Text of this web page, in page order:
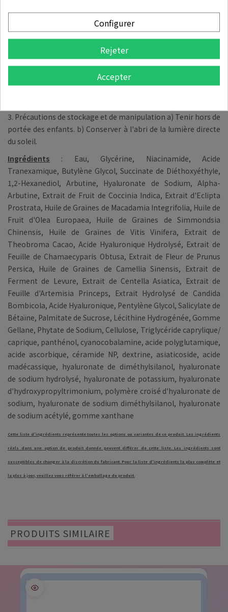
Précaution d’usage:
1. Si vous ressentez des symptômes ou des effets secondaires
inattendus, tels que des éruptions cutanées rouges, un
gonflement ou des démangeaisons, dus à la lumière directe du
soleil lors de l'utilisation ou après l'utilisation de produits
cosmétiques, consultez un médecin.
3. Précautions de stockage et de manipulation a) Tenir hors de
portée des enfants. b) Conserver à l'abri de la lumière directe
du soleil.
Ingrédients :
Eau, Glycérine, Niacinamide, Acide
Tranexamique, Butylène Glycol, Succinate de Diéthoxyéthyle,
1,2-Hexanediol, Arbutine, Hyaluronate de Sodium, Alpha-
Arbutine, Extrait de Fruit de Coccinia Indica, Extrait d'Eclipta
Prostrata, Huile de Graines de Macadamia Integrifolia, Huile de
Fruit d'Olea Europaea, Huile de Graines de Simmondsia
Chinensis, Huile de Graines de Vitis Vinifera, Extrait de
Theobroma Cacao, Acide Hyaluronique Hydrolysé, Extrait de
Feuille de Chamaecyparis Obtusa, Extrait de Fleur de Prunus
Persica, Huile de Graines de Camellia Sinensis, Extrait de
Ferment de Levure, Extrait de Centella Asiatica, Extrait de
Feuille d'Artemisia Princeps, Extrait Hydrolysé de Candida
Bombicola, Acide Hyaluronique, Pentylène Glycol, Salicylate de
Bétaïne, Palmitate de Sucrose, Lécithine Hydrogénée, Gomme
Gellane, Phytate de Sodium, Cellulose, Triglycéride caprylique/​
caprique, panthénol, cyanocobalamine, acide polyglutamique,
acide ascorbique, céramide NP, dextrine, asiaticoside, acide
madécassique, hyaluronate de diméthylsilanol, hyaluronate
de sodium hydrolysé, hyaluronate de potassium, hyaluronate
d'hydroxypropyltrimonium, polymère croisé d'hyaluronate de
sodium, hyaluronate de sodium diméthylsilanol, hyaluronate
de sodium acétylé, gomme xanthane
Cette liste d'ingrédients représente toutes les options ou variantes de ce produit. Les ingrédients
réels dans une option de produit donnée peuvent différer de cette liste. Les ingrédients sont
susceptibles de changer à la discrétion du fabricant. Pour la liste d'ingrédients la plus complète et
la plus à jour, veuillez vous référer à l'emballage du produit.
PRODUITS SIMILAIRE
Configurer
Rejeter
Accepter